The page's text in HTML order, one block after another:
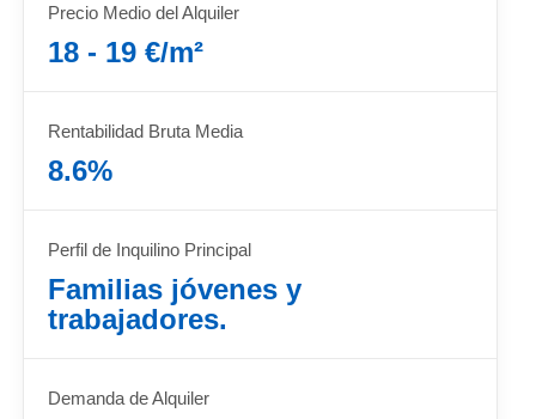
Precio Medio del Alquiler
18 - 19 €/m²
Rentabilidad Bruta Media
8.6%
Perfil de Inquilino Principal
Familias jóvenes y
trabajadores.
Demanda de Alquiler